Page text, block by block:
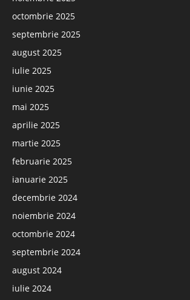
octombrie 2025
septembrie 2025
august 2025
iulie 2025
iunie 2025
mai 2025
aprilie 2025
martie 2025
februarie 2025
ianuarie 2025
decembrie 2024
noiembrie 2024
octombrie 2024
septembrie 2024
august 2024
iulie 2024